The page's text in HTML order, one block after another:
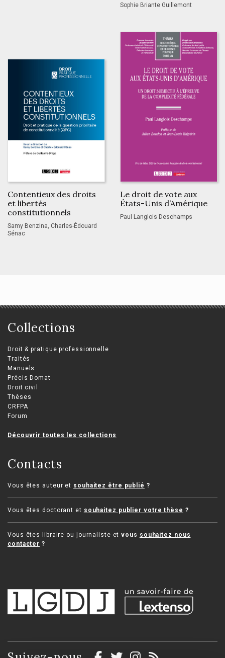
Sophie Briante Guillemont
Contentieux des droits
et libertés
constitutionnels
Samy Benzina, Charles-Édouard
Sénac
Le droit de vote aux
États-Unis d’Amérique
Paul Langlois Deschamps
Collections
Droit & pratique professionnelle
Traités
Manuels
Précis Domat
Droit civil
Thèses
CRFPA
Forum
Découvrir toutes les collections
Contacts
Vous êtes auteur et souhaitez être publié ?
Vous êtes doctorant et souhaitez publier votre thèse ?
Vous êtes libraire ou journaliste etvous souhaitez nous
contacter ?